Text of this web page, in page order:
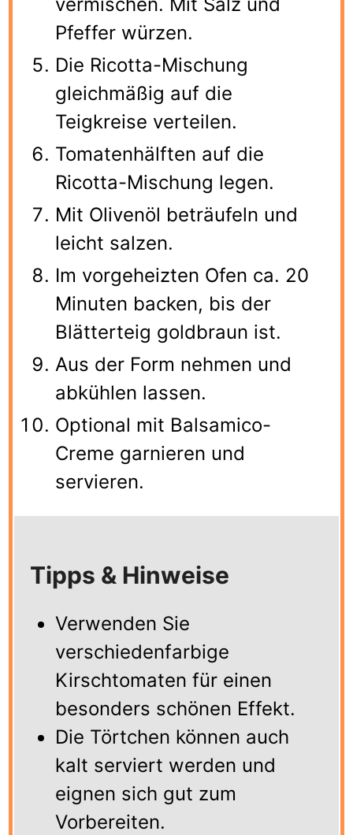
vermischen. Mit Salz und
Pfeffer würzen.
Die Ricotta-Mischung
gleichmäßig auf die
Teigkreise verteilen.
Tomatenhälften auf die
Ricotta-Mischung legen.
Mit Olivenöl beträufeln und
leicht salzen.
Im vorgeheizten Ofen ca. 20
Minuten backen, bis der
Blätterteig goldbraun ist.
Aus der Form nehmen und
abkühlen lassen.
Optional mit Balsamico-
Creme garnieren und
servieren.
Tipps & Hinweise
Verwenden Sie
verschiedenfarbige
Kirschtomaten für einen
besonders schönen Effekt.
Die Törtchen können auch
kalt serviert werden und
eignen sich gut zum
Vorbereiten.